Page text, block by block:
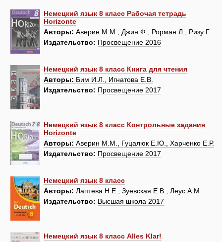
Немецкий язык 8 класс Рабочая тетрадь
Horizonte
Авторы: Аверин М.М., Джин Ф., Рорман Л., Ризу Г.
Издательство: Просвещение 2016
Немецкий язык 8 класс Книга для чтения
Авторы: Бим И.Л., Игнатова Е.В.
Издательство: Просвещение 2017
Немецкий язык 8 класс Контрольные задания
Horizonte
Авторы: Аверин М.М., Гуцалюк Е.Ю., Харченко Е.Р.
Издательство: Просвещение 2017
Немецкий язык 8 класс
Авторы: Лаптева Н.Е., Зуевская Е.В., Леус А.М.
Издательство: Высшая школа 2017
Немецкий язык 8 класс Alles Klar!